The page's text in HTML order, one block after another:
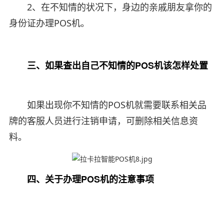
2、在不知情的状况下，身边的亲戚朋友拿你的
身份证办理POS机。
三、如果查出自己不知情的POS机该怎样处置
如果出现你不知情的POS机就需要联系相关品
牌的客服人员进行注销申请，可删除相关信息资
料。
四、关于办理POS机的注意事项